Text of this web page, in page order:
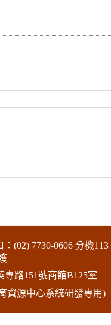
(02) 7730-0606 分機113
專路151號商館B125室
資源中心系統研發專用)